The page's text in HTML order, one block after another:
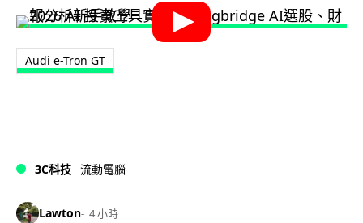
Audi e-Tron GT
3C科技 流動電腦
Lawton 4 小時